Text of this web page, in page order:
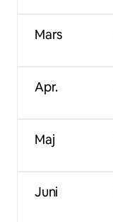
Mars
Apr.
Maj
Juni